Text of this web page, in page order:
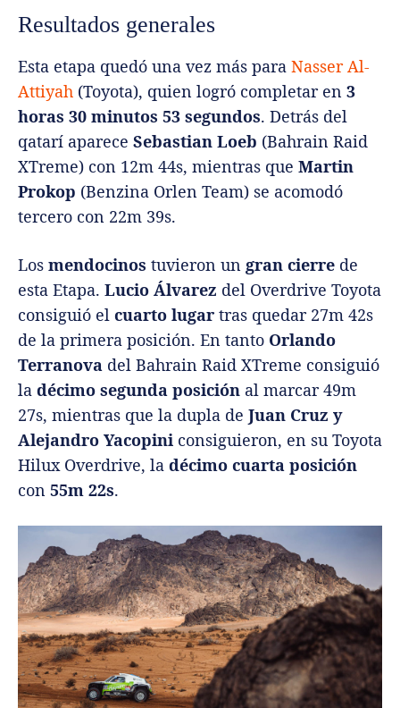
Resultados generales
Esta etapa quedó una vez más para Nasser Al-
Attiyah (Toyota), quien logró completar en 3
horas 30 minutos 53 segundos. Detrás del
qatarí aparece Sebastian Loeb (Bahrain Raid
XTreme) con 12m 44s, mientras que Martin
Prokop (Benzina Orlen Team) se acomodó
tercero con 22m 39s.
Los mendocinos tuvieron un gran cierre de
esta Etapa. Lucio Álvarez del Overdrive Toyota
consiguió el cuarto lugar tras quedar 27m 42s
de la primera posición. En tanto Orlando
Terranova del Bahrain Raid XTreme consiguió
la décimo segunda posición al marcar 49m
27s, mientras que la dupla de Juan Cruz y
Alejandro Yacopini consiguieron, en su Toyota
Hilux Overdrive, la décimo cuarta posición
con 55m 22s.